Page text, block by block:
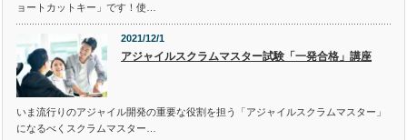
ョートカットキー」です！使…
2021/12/1
アジャイルスクラムマスター試験「一発合格」講座
いま流行りのアジャイル開発の重要な役割を担う「アジャイルスクラムマスター」
になるべくスクラムマスター…